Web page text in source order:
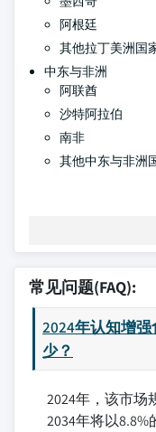
阿根廷
其他拉丁美洲国
中东与非洲
阿联酋
沙特阿拉伯
南非
其他中东与非洲
常见问题(FAQ):
2024年认知增
少？
2024年，该市场
2034年将以